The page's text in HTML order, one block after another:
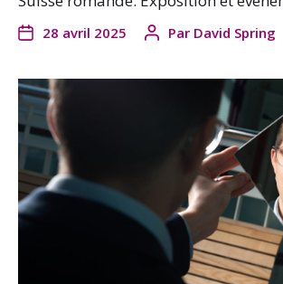
28 avril 2025 Par David Spring